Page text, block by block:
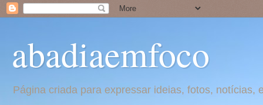
abadiaemfoco
Página criada para expressar ideias, fotos,